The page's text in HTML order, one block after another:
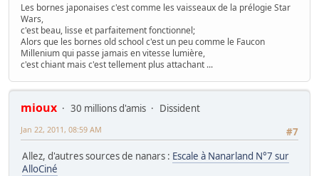
Les bornes japonaises c'est comme les vaisseaux de la prélogie Star
Wars,
c'est beau, lisse et parfaitement fonctionnel;
Alors que les bornes old school c'est un peu comme le Faucon
Millenium qui passe jamais en vitesse lumière,
c'est chiant mais c'est tellement plus attachant ...
mioux 30 millions d'amis
Dissident
#7
Jan 22, 2011, 08:59 AM
Allez, d'autres sources de nanars : Escale à Nanarland N°7 sur
AlloCiné